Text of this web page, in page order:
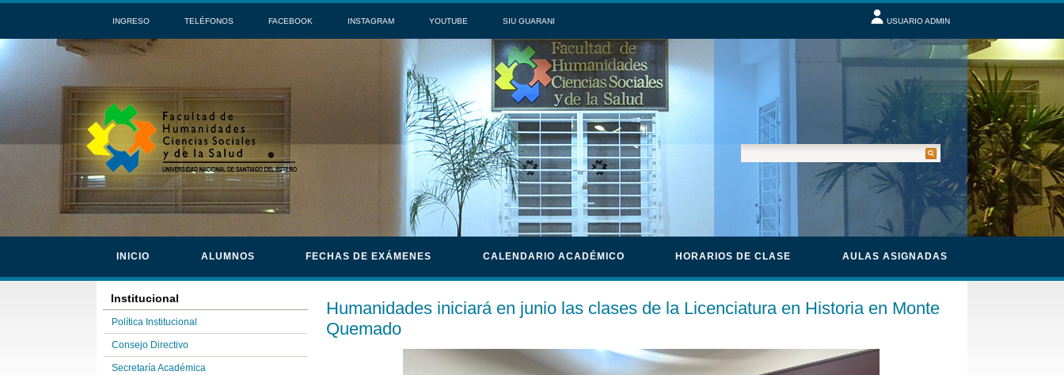
INGRESO TELÉFONOS FACEBOOK INSTAGRAM YOUTUBE SIU GUARANI USUARIO ADMIN
INICIO ALUMNOS FECHAS DE EXÁMENES CALENDARIO ACADÉMICO HORARIOS DE CLASE AULAS ASIGNADAS
Institucional
Política Institucional
Consejo Directivo
Secretaría Académica
Humanidades iniciará en junio las clases de la Licenciatura en Historia en Monte
Quemado